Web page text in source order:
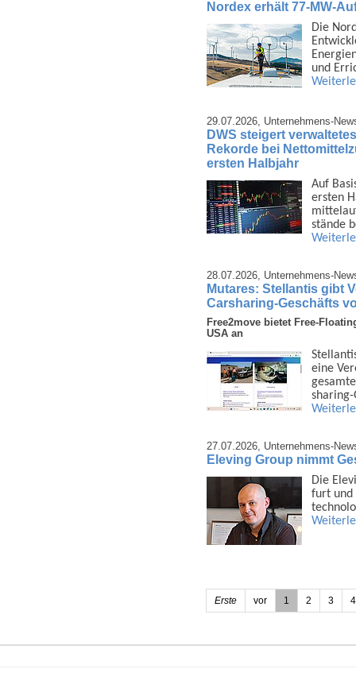
Nordex erhält 77-MW-
Die
und
29.07.2026, Unternehmens-
DWS steigert
Rekorde bei
ersten Halbjahr
Auf
ersten
stände
28.07.2026, Unternehmens-
Mutares: Stellantis gibt
Carsharing-Geschäfts
Free2move bietet Free-
USA an
eine
27.07.2026, Unternehmens-
Eleving Group nimmt
Die
furt und
Erste vor 1 2 3 4